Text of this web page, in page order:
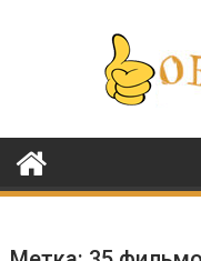
содержимому